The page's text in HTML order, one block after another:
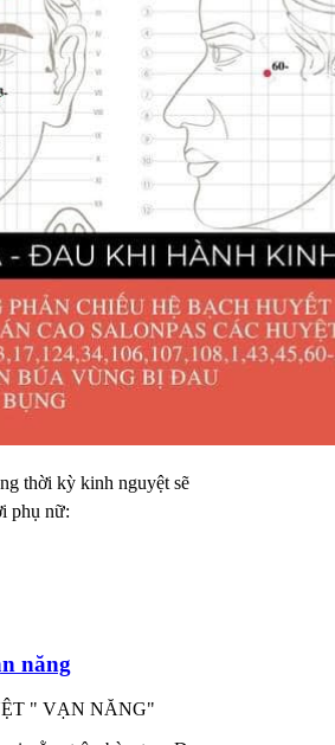
thời kỳ kinh nguyệt sẽ
phụ nữ:
năng
" VẠN NĂNG"